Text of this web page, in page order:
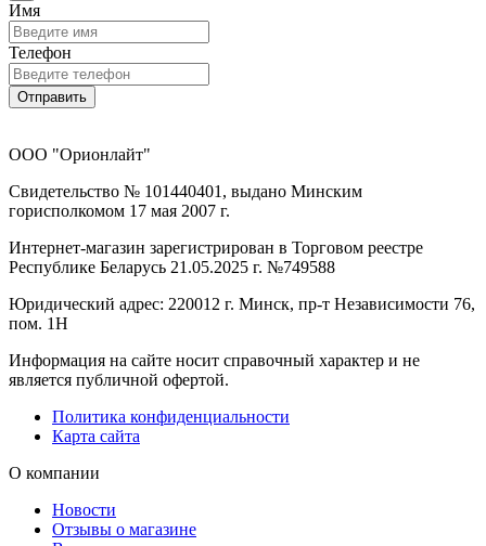
Имя
Телефон
Отправить
ООО "Орионлайт"
Свидетельство № 101440401, выдано Минским
горисполкомом 17 мая 2007 г.
Интернет-магазин зарегистрирован в Торговом реестре
Республике Беларусь 21.05.2025 г. №749588
Юридический адрес: 220012 г. Минск, пр-т Независимости 76,
пом. 1Н
Информация на сайте носит справочный характер и не
является публичной офертой.
Политика конфиденциальности
Карта сайта
О компании
Новости
Отзывы о магазине